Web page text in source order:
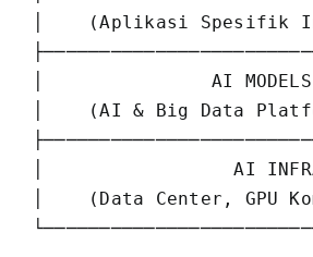
│    (Aplikasi Spesifik
│               AI
│    (AI & Big Data
│                 AI
│    (Data Center, GPU